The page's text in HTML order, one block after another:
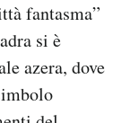
fantasma”
si è
azera, dove